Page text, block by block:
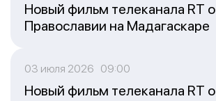
Новый фильм телеканала RT о
Православии на Мадагаскаре
03 июля 2026 09:00
Новый фильм телеканала RT о